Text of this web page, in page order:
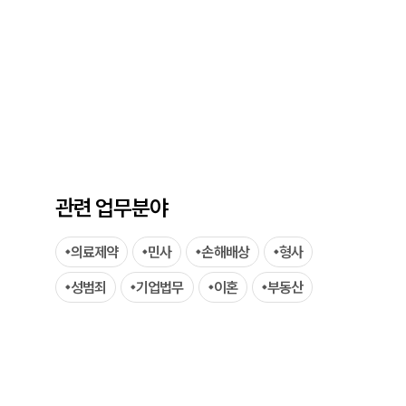
팀소개
대륜의 강점
오시는 길
관련 업무분야
의료제약 민사 손해배상
형사
성범죄
기업법무 이혼 부동산